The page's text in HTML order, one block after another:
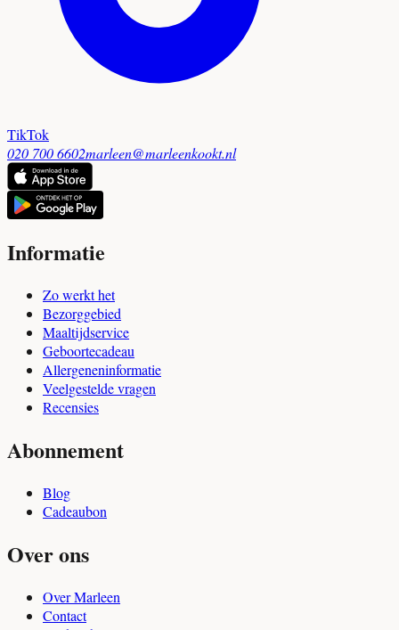
TikTok
020 700 6602marleen@marleenkookt.nl
Informatie
Zo werkt het
Bezorggebied
Maaltijdservice
Geboortecadeau
Allergeneninformatie
Veelgestelde vragen
Recensies
Abonnement
Blog
Cadeaubon
Over ons
Over Marleen
Contact